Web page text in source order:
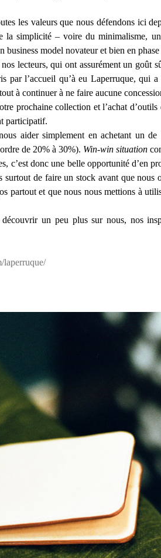
les valeurs que nous défendons ici
la simplicité – voire du minimalisme,
model novateur et bien en
lecteurs, qui ont assurément un goût
par l’accueil qu’à eu Laperruque, qui
à continuer à ne faire aucune
prochaine collection et l’achat
participatif.
aider simplement en achetant un
de 20% à 30%). Win-win situation
c’est donc une belle opportunité d’en
surtout de faire un stock avant que
partout et que nous nous mettions à
un peu plus sur nous, nos
laperruque/